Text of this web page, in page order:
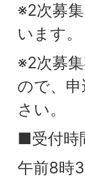
※2次募
います。
※2次募
ので、
さい。
■受付時
午前8時